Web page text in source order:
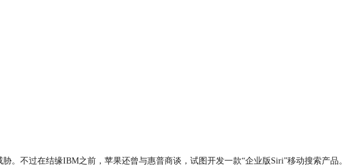
。不过在结缘IBM之前，苹果还曾与惠普商谈，试图开发一款“企业版Siri”移动搜索产品。